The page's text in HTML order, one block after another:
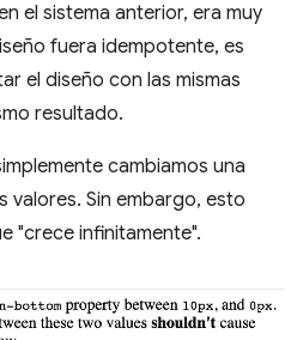
el sistema anterior, era muy
fuera idempotente, es
el diseño con las mismas
resultado.
cambiamos una
valores. Sin embargo, esto
"crece infinitamente".